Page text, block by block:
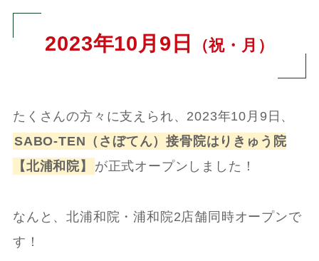
2023年10月9日 （祝・月）
たくさんの方々に支えられ、2023年10月9日、
SABO-TEN（さぼてん）接骨院はりきゅう院
【北浦和院】
が正式オープンしました！
なんと、北浦和院・浦和院2店舗同時オープンで
す！